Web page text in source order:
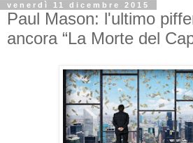
venerdì 11 dicembre 2015
Paul Mason: l'ultimo
ancora “La Morte del